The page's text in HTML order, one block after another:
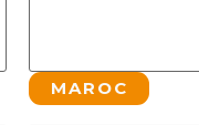
MAROC